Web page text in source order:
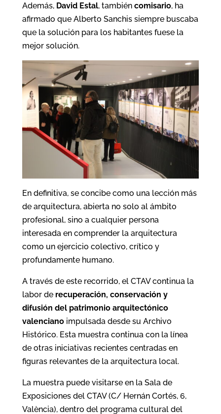
Además, David Estal, también comisario, ha
afirmado que Alberto Sanchis siempre buscaba
que la solución para los habitantes fuese la
mejor solución.
En definitiva, se concibe como una lección más
de arquitectura, abierta no solo al ámbito
profesional, sino a cualquier persona
interesada en comprender la arquitectura
como un ejercicio colectivo, crítico y
profundamente humano.
A través de este recorrido, el CTAV continua la
labor de recuperación, conservación y
difusión del patrimonio arquitectónico
valencianoimpulsada desde su Archivo
Histórico. Esta muestra continua con la línea
de otras iniciativas recientes centradas en
figuras relevantes de la arquitectura local.
La muestra puede visitarse en la Sala de
Exposiciones del CTAV (C/ Hernán Cortés, 6,
València), dentro del programa cultural del